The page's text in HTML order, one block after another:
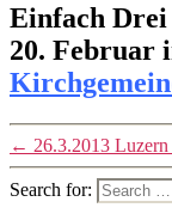
By
Lorenz
Schuster
12/10/2012
Einfach Drei
20. Februar
← 26.3.2013
Search for: